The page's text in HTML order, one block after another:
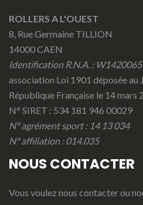
ROLLERS A L'OUEST
8, Rue Germaine TILLION
14000 CAEN
Identification R.N.A. :
association Loi 1901 déposée au
République Française le 14 mars
N° SIRET : 534 181 946 00029
N° agrément sport : 14 13 034
N° affiliation : 014.035
NOUS CONTACTER
Vous voulez nous contacter ou